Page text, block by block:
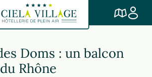
Doms : un balcon
Rhône